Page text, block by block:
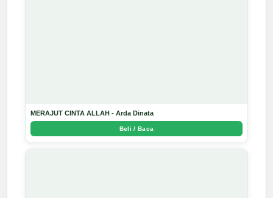
MERAJUT CINTA ALLAH - Arda Dinata
Beli / Baca